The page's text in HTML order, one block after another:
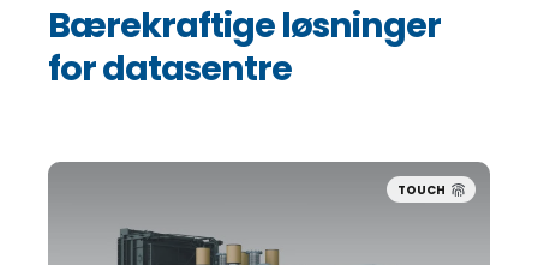
Bærekraftige løsninger
for datasentre
TOUCH